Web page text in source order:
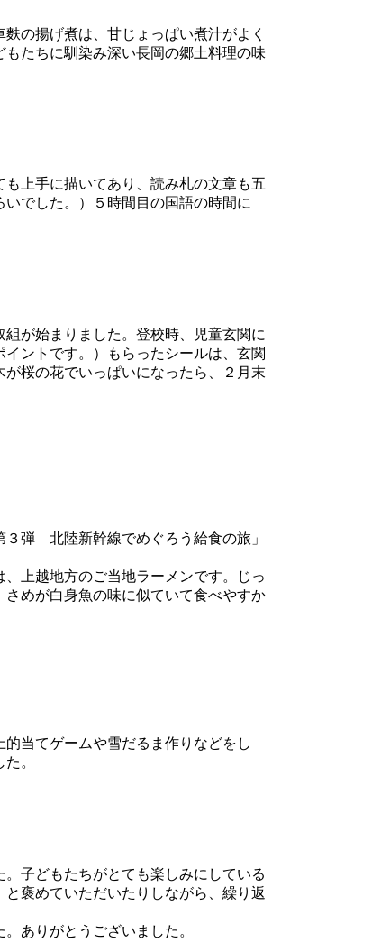
の揚げ煮は、甘じょっぱい煮汁がよく
たちに馴染み深い長岡の郷土料理の味
上手に描いてあり、読み札の文章も五
でした。）５時間目の国語の時間に
が始まりました。登校時、児童玄関に
ントです。）もらったシールは、玄関
桜の花でいっぱいになったら、２月末
弾 北陸新幹線でめぐろう給食の旅」
上越地方のご当地ラーメンです。じっ
めが白身魚の味に似ていて食べやすか
当てゲームや雪だるま作りなどをし
。
子どもたちがとても楽しみにしている
褒めていただいたりしながら、繰り返
ありがとうございました。